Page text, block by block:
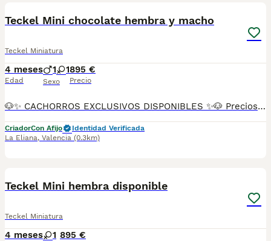
Teckel Mini chocolate hembra y macho
Teckel Miniatura
4 meses
Edad
1 1
Sexo
895 €
Precio
🐶✨ CACHORROS EXCLUSIVOS DISPONIBLES ✨🐶 Preciosos cachorros criados en ambiente familiar, rodeados de amor y cuidados desde el primer día ❤️ Totalmente socializados, cariñosos y acostumbrados al contacto con personas. 📦 Se entregan con todas las garantías: ✔️ Cartilla sanitaria ✔️ Vacunación al día 💉 ✔️ Desparasitación completa ✅ ✔️ Garantía vírica 😷 ✔️ Garantía congénita 👌 ✔️ Contrato de entrega ✍️ 📸 Síguenos en Instagram: @fincapaunais para ver fotos y vídeos reales ⚠️ Disponibilidad limitada ⚠️ Se reservan rápido. 📲 Contacto directo por WhatsApp: 671 454 202 Solo personas responsables
CriadorCon Afijo
Identidad Verificada
La Eliana, Valencia (0.3km)
Teckel Mini hembra disponible
Teckel Miniatura
4 meses 1 895 €